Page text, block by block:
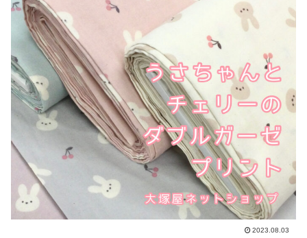
2023.08.03